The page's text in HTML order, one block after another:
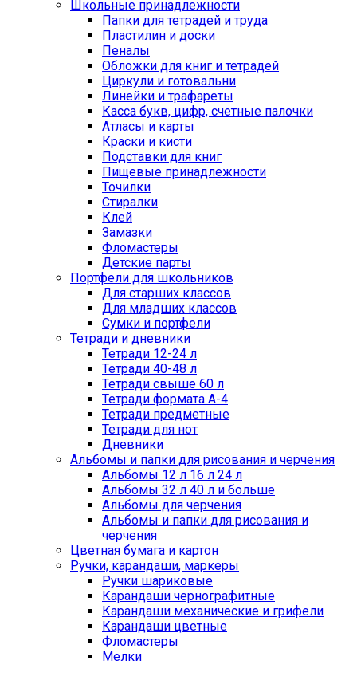
Школьные принадлежности
Папки для тетрадей и труда
Пластилин и доски
Пеналы
Обложки для книг и тетрадей
Циркули и готовальни
Линейки и трафареты
Касса букв, цифр, счетные палочки
Атласы и карты
Краски и кисти
Подставки для книг
Пищевые принадлежности
Точилки
Стиралки
Клей
Замазки
Фломастеры
Детские парты
Портфели для школьников
Для старших классов
Для младших классов
Сумки и портфели
Тетради и дневники
Тетради 12-24 л
Тетради 40-48 л
Тетради свыше 60 л
Тетради формата А-4
Тетради предметные
Тетради для нот
Дневники
Альбомы и папки для рисования и черчения
Альбомы 12 л 16 л 24 л
Альбомы 32 л 40 л и больше
Альбомы для черчения
Альбомы и папки для рисования и
черчения
Цветная бумага и картон
Ручки, карандаши, маркеры
Ручки шариковые
Карандаши чернографитные
Карандаши механические и грифели
Карандаши цветные
Фломастеры
Мелки